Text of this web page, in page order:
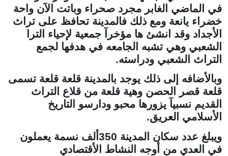
في الماضي الغابر مجرد صحراء وباتت الآن واحة
خضراء يانعة ومع ذلك فالمدينة تحافظ على تراث
الأجداد وقد انشئ ها مؤخرآ جمعية لإحياء الترا
الشعبي وهي تشبه الجامعه في هدفها لجمع
التراث الشعبي ودراسته.
وبالأضافه إلى ذلك يوجد بالمدينة قلعة قلعة تسمى
قلعة قصر الحصن وهية قلعة من قلاع التراث
القديم نسبيآ يزورها محبو ودارسو التاريخ
الأسلامي العريق.
ويبلغ عدد سكان المدينة 350ألف نسمة يعملون
في العدي من أوجه النشاط الأقتصادي